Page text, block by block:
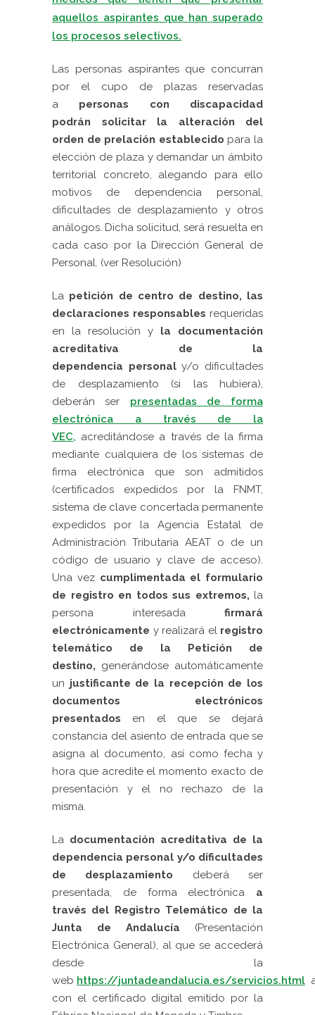
aquellos aspirantes que han superado
los procesos selectivos.
Las personas aspirantes que concurran
por el cupo de plazas reservadas
a personas con discapacidad
podrán solicitar la alteración del
orden de prelación establecido para la
elección de plaza y demandar un ámbito
territorial concreto, alegando para ello
motivos de dependencia personal,
dificultades de desplazamiento y otros
análogos. Dicha solicitud, será resuelta en
cada caso por la Dirección General de
Personal. (ver Resolución)
La petición de centro de destino, las
declaraciones responsables requeridas
en la resolución y la documentación
acreditativa de la
dependencia personaly/o dificultades
de desplazamiento (si las hubiera),
deberánser
presentadas de forma
electrónica a través de la
VEC, acreditándose a través de la firma
mediante cualquiera de los sistemas de
firma electrónica que son admitidos
(certificados expedidos por la FNMT,
sistema de clave concertada permanente
expedidos por la Agencia Estatal de
Administración Tributaria AEAT o de un
código de usuario y clave de acceso).
Una vez cumplimentada el formulario
de registro en todos sus extremos, la
persona interesadafirmará
electrónicamente y realizará elregistro
telemático de la Petición de
destino, generándose automáticamente
un justificante de la recepción de los
documentos electrónicos
presentados en el que se dejará
constancia del asiento de entrada que se
asigna al documento, así como fecha y
hora que acredite el momento exacto de
presentación y el no rechazo de la
misma.
La documentación acreditativa de la
dependencia personal y/o dificultades
de desplazamiento deberá ser
presentada, de forma electrónica a
través del Registro Telemático de la
Junta de Andalucía (Presentación
Electrónica General), al que se accederá
desde la
web https://juntadeandalucia.es/servicios.html
con el certificado digital emitido por la